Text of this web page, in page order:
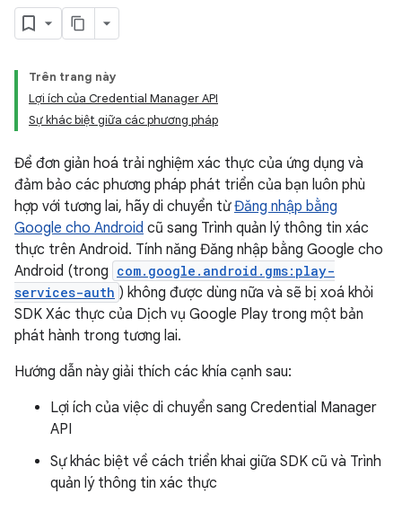
Trên trang này
Lợi ích của Credential Manager API
Sự khác biệt giữa các phương pháp
Để đơn giản hoá trải nghiệm xác thực của ứng dụng và
đảm bảo các phương pháp phát triển của bạn luôn phù
hợp với tương lai, hãy di chuyển từĐăng nhập bằng
Google cho Android cũ sang Trình quản lý thông tin xác
thực trên Android. Tính năng Đăng nhập bằng Google cho
Android (trong com.google.android.gms:play-
services-auth ) không được dùng nữa và sẽ bị xoá khỏi
SDK Xác thực của Dịch vụ Google Play trong một bản
phát hành trong tương lai.
Hướng dẫn này giải thích các khía cạnh sau:
Lợi ích của việc di chuyển sang Credential Manager
API
Sự khác biệt về cách triển khai giữa SDK cũ và Trình
quản lý thông tin xác thực